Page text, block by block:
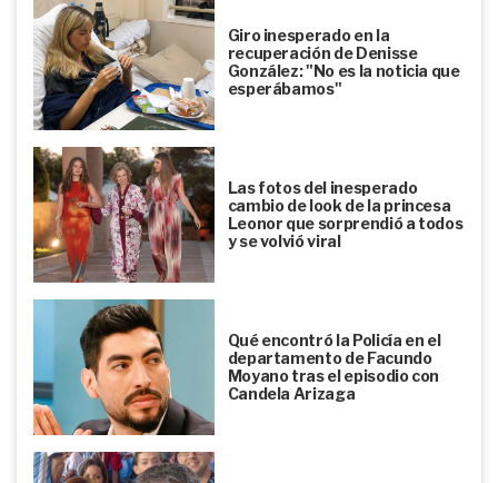
Giro inesperado en la
recuperación de Denisse
González: "No es la noticia que
esperábamos"
Las fotos del inesperado
cambio de look de la princesa
Leonor que sorprendió a todos
y se volvió viral
Qué encontró la Policía en el
departamento de Facundo
Moyano tras el episodio con
Candela Arizaga